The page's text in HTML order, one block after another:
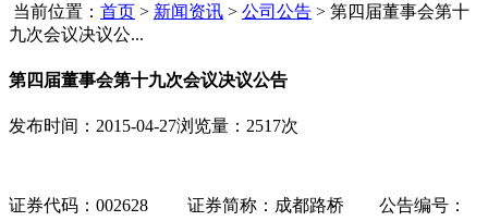
当前位置： 首页 > 新闻资讯 > 公司公告 > 第四届董事会第十
九次会议决议公...
第四届董事会第十九次会议决议公告
发布时间：2015-04-27浏览量：2517次
证券代码： 002628 证券简称：成都路桥 公告编号 ：